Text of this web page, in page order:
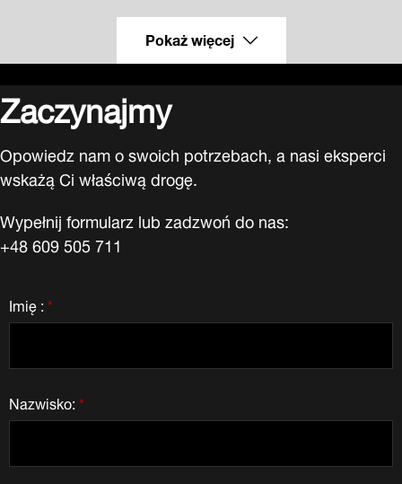
Pokaż więcej
Zaczynajmy
Opowiedz nam o swoich potrzebach, a nasi eksperci
wskażą Ci właściwą drogę.
Wypełnij formularz lub zadzwoń do nas:
+48 609 505 711
*
Imię :
*
Nazwisko: